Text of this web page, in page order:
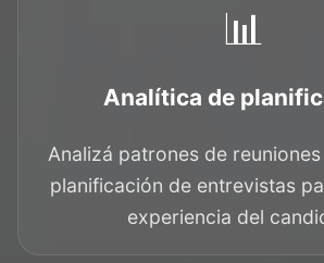
📊
Analítica de
Analizá patrones de
planificación de entrevistas
experiencia del